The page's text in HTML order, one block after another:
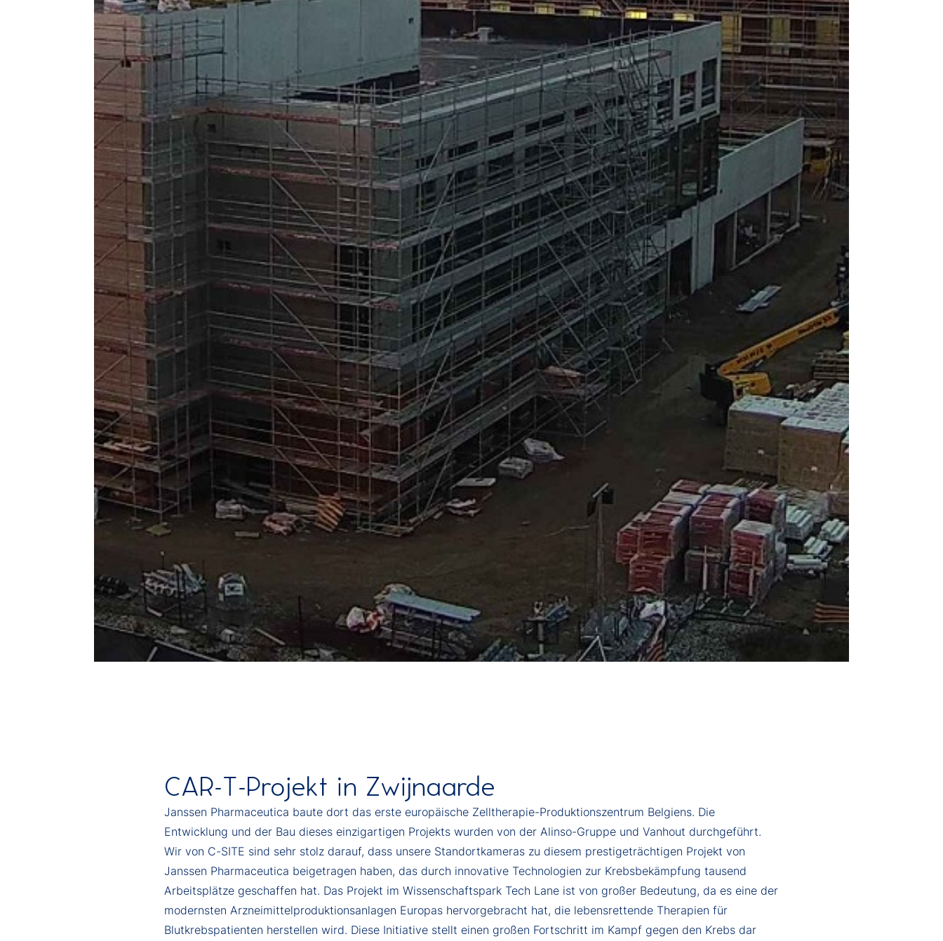
CAR-T-Projekt in Zwijnaarde
Janssen Pharmaceutica baute dort das erste europäische Zelltherapie-Produktionszentrum Belgiens. Die
Entwicklung und der Bau dieses einzigartigen Projekts wurden von der Alinso-Gruppe und Vanhout durchgeführt.
Wir von C-SITE sind sehr stolz darauf, dass unsere Standortkameras zu diesem prestigeträchtigen Projekt von
Janssen Pharmaceutica beigetragen haben, das durch innovative Technologien zur Krebsbekämpfung tausend
Arbeitsplätze geschaffen hat. Das Projekt im Wissenschaftspark Tech Lane ist von großer Bedeutung, da es eine der
modernsten Arzneimittelproduktionsanlagen Europas hervorgebracht hat, die lebensrettende Therapien für
Blutkrebspatienten herstellen wird. Diese Initiative stellt einen großen Fortschritt im Kampf gegen den Krebs dar